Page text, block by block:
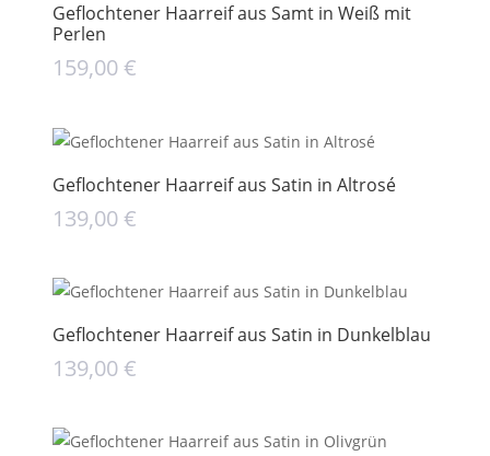
Geflochtener Haarreif aus Samt in Weiß mit
Perlen
159,00€
Geflochtener Haarreif aus Satin in Altrosé
139,00€
Geflochtener Haarreif aus Satin in Dunkelblau
139,00€